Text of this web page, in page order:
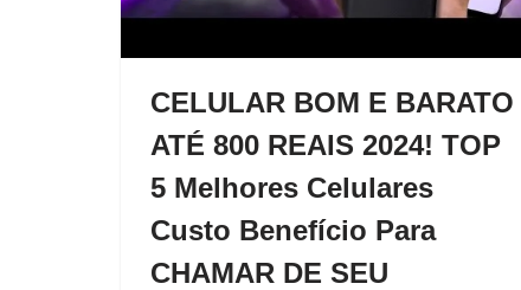
CELULAR BOM E BARATO
ATÉ 800 REAIS 2024! TOP
5 Melhores Celulares
Custo Benefício Para
CHAMAR DE SEU